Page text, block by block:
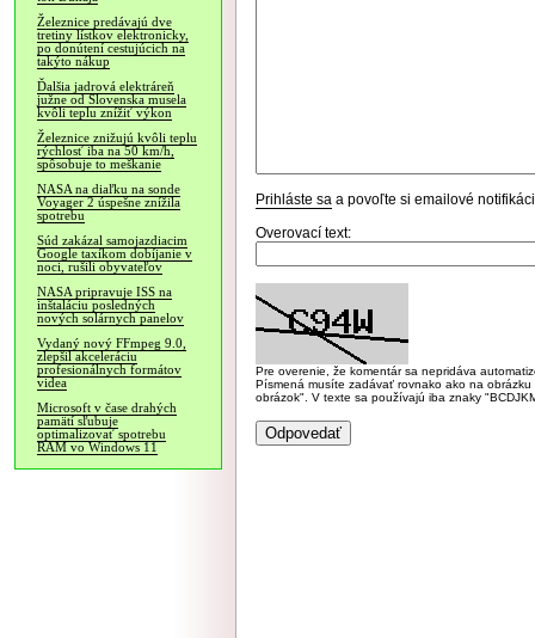
Železnice predávajú dve
tretiny lístkov elektronicky,
po donútení cestujúcich na
takýto nákup
Ďalšia jadrová elektráreň
južne od Slovenska musela
kvôli teplu znížiť výkon
Železnice znižujú kvôli teplu
rýchlosť iba na 50 km/h,
spôsobuje to meškanie
NASA na diaľku na sonde
Voyager 2 úspešne znížila
spotrebu
Súd zakázal samojazdiacim
Google taxíkom dobíjanie v
noci, rušili obyvateľov
NASA pripravuje ISS na
inštaláciu posledných
nových solárnych panelov
Vydaný nový FFmpeg 9.0,
zlepšil akceleráciu
profesionálnych formátov
videa
Microsoft v čase drahých
pamätí sľubuje
optimalizovať spotrebu
RAM vo Windows 11
Prihláste sa a povoľte si emailové
Overovací text:
Pre overenie, že komentár sa nepridáva
Písmená musíte zadávať rovnako ako na
obrázok". V texte sa používajú iba znaky